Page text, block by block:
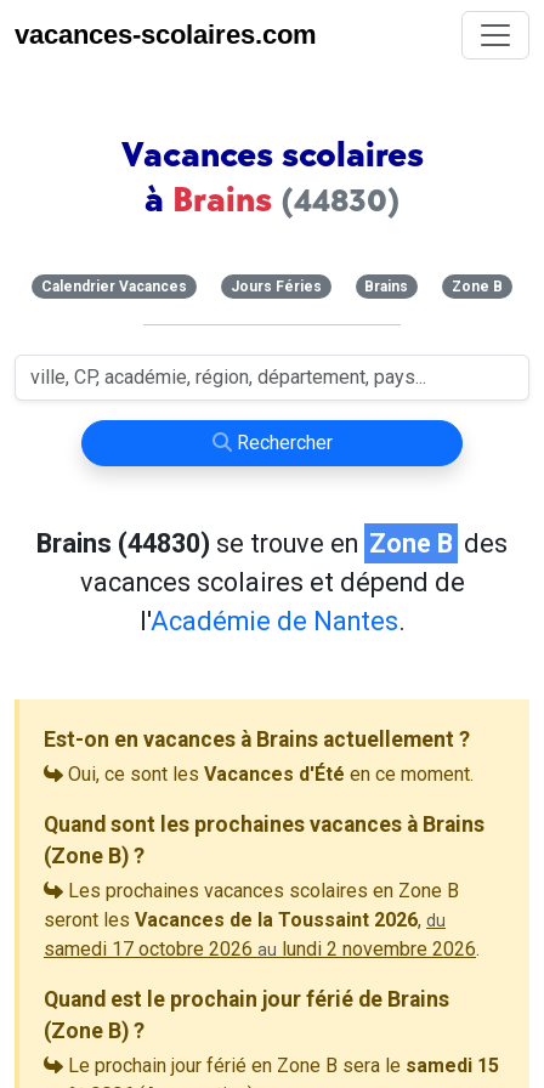
vacances-scolaires.com
Vacances scolaires
à Brains (44830)
Calendrier Vacances Jours Féries Brains Zone B
Rechercher
Brains (44830) se trouve en Zone B des
vacances scolaires et dépend de
l'Académie de Nantes.
Est-on en vacances à Brains actuellement ?
Oui, ce sont les Vacances d'Été en ce moment.
Quand sont les prochaines vacances à Brains
(Zone B) ?
Les prochaines vacances scolaires en Zone B
seront les Vacances de la Toussaint 2026, du
samedi 17 octobre 2026 au lundi 2 novembre 2026.
Quand est le prochain jour férié de Brains
(Zone B) ?
Le prochain jour férié en Zone B sera le samedi 15